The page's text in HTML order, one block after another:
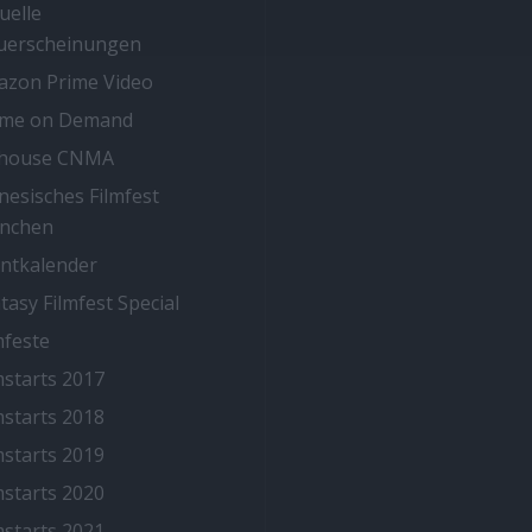
Prime Video
on Demand
CNMA
Filmfest
Filmfest Special
2017
2018
2019
2020